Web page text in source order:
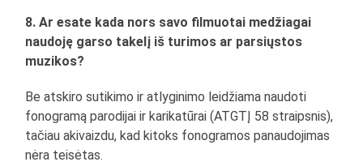
8. Ar esate kada nors savo filmuotai medžiagai
naudoję garso takelį iš turimos ar parsiųstos
muzikos?
Be atskiro sutikimo ir atlyginimo leidžiama naudoti
fonogramą parodijai ir karikatūrai (ATGTĮ 58 straipsnis),
tačiau akivaizdu, kad kitoks fonogramos panaudojimas
nėra teisėtas.